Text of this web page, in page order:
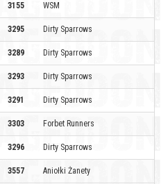
3155 WSM
3295 Dirty Sparrows
3289 Dirty Sparrows
3293 Dirty Sparrows
3291 Dirty Sparrows
3303 Forbet Runners
3296 Dirty Sparrows
3557 Aniołki Żanety